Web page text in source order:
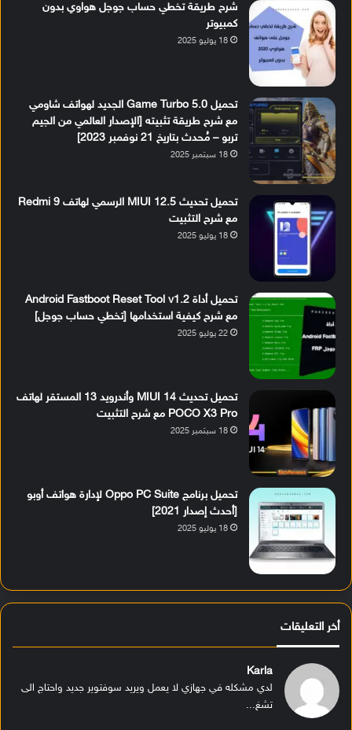
شرح طريقة تخطي حساب جوجل هواوي بدون
كمبيوتر
18 يوليو 2025
تحميل Game Turbo 5.0 الجديد لهواتف شاومي
مع شرح طريقة تثبيته [الإصدار العالمي من الجيم
تربو – مُحدث بتاريخ 21 نوفمبر 2023]
18 سبتمبر 2025
تحميل تحديث MIUI 12.5 الرسمي لهاتف Redmi 9
مع شرح التثبيت
18 يوليو 2025
تحميل أداة Android Fastboot Reset Tool v1.2
مع شرح كيفية استخدامها [تخطي حساب جوجل]
22 يوليو 2025
تحميل تحديث MIUI 14 وأندرويد 13 المستقر لهاتف
POCO X3 Pro مع شرح التثبيت
18 سبتمبر 2025
تحميل برنامج Oppo PC Suite لإدارة هواتف أوبو
[أحدث إصدار 2021]
18 يوليو 2025
أخر التعليقات
Karla
لدي مشكله في جهازي لا يعمل ويريد سوفتوير جديد واحتاج الى
تشغ...